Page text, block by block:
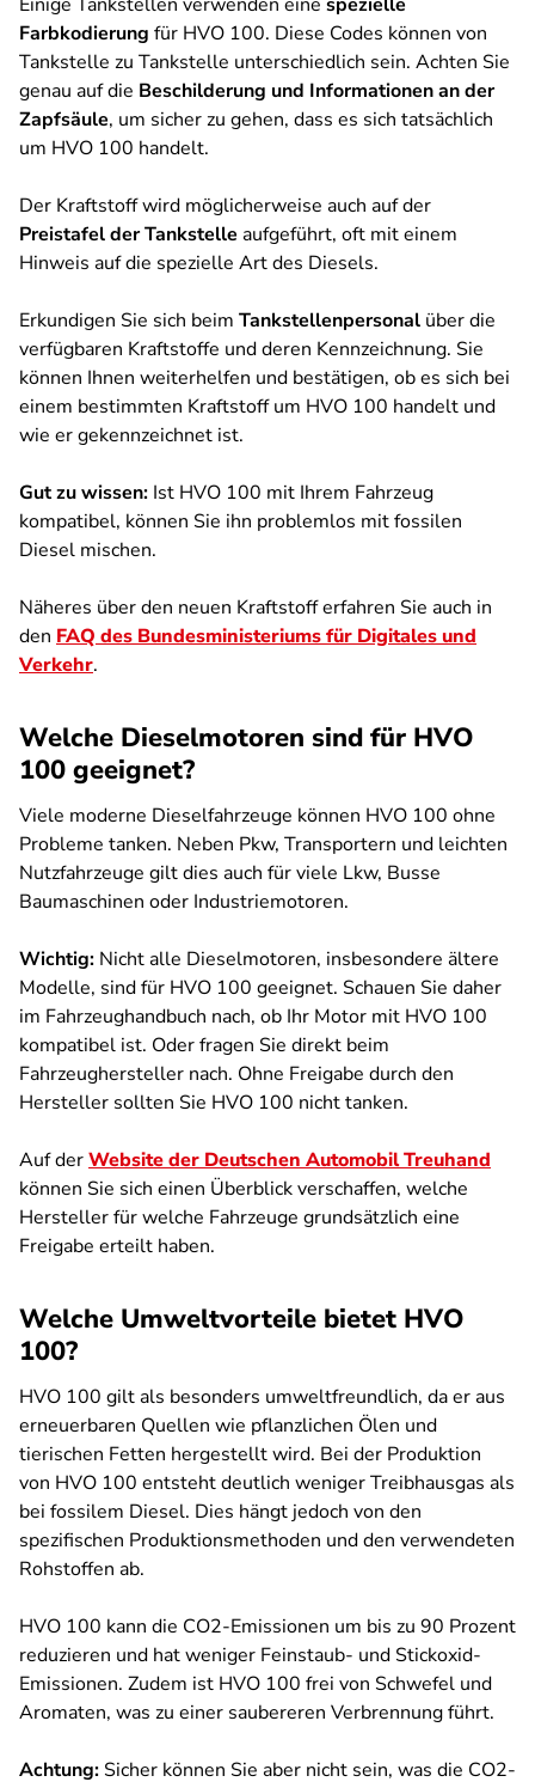
Farbkodierung für HVO 100. Diese Codes können von
Tankstelle zu Tankstelle unterschiedlich sein. Achten Sie
genau auf die Beschilderung und Informationen an der
Zapfsäule, um sicher zu gehen, dass es sich tatsächlich
um HVO 100 handelt.
Der Kraftstoff wird möglicherweise auch auf der
Preistafel der Tankstelle aufgeführt, oft mit einem
Hinweis auf die spezielle Art des Diesels.
Erkundigen Sie sich beim Tankstellenpersonal über die
verfügbaren Kraftstoffe und deren Kennzeichnung. Sie
können Ihnen weiterhelfen und bestätigen, ob es sich bei
einem bestimmten Kraftstoff um HVO 100 handelt und
wie er gekennzeichnet ist.
Gut zu wissen: Ist HVO 100 mit Ihrem Fahrzeug
kompatibel, können Sie ihn problemlos mit fossilen
Diesel mischen.
Näheres über den neuen Kraftstoff erfahren Sie auch in
den FAQ des Bundesministeriums für Digitales und
Verkehr.
Welche Dieselmotoren sind für HVO
100 geeignet?
Viele moderne Dieselfahrzeuge können HVO 100 ohne
Probleme tanken. Neben Pkw, Transportern und leichten
Nutzfahrzeuge gilt dies auch für viele Lkw, Busse
Baumaschinen oder Industriemotoren.
Wichtig: Nicht alle Dieselmotoren, insbesondere ältere
Modelle, sind für HVO 100 geeignet. Schauen Sie daher
im Fahrzeughandbuch nach, ob Ihr Motor mit HVO 100
kompatibel ist. Oder fragen Sie direkt beim
Fahrzeughersteller nach. Ohne Freigabe durch den
Hersteller sollten Sie HVO 100 nicht tanken.
Auf derWebsite der Deutschen Automobil Treuhand
können Sie sich einen Überblick verschaffen, welche
Hersteller für welche Fahrzeuge grundsätzlich eine
Freigabe erteilt haben.
Welche Umweltvorteile bietet HVO
100?
HVO 100 gilt als besonders umweltfreundlich, da er aus
erneuerbaren Quellen wie pflanzlichen Ölen und
tierischen Fetten hergestellt wird. Bei der Produktion
von HVO 100 entsteht deutlich weniger Treibhausgas als
bei fossilem Diesel. Dies hängt jedoch von den
spezifischen Produktionsmethoden und den verwendeten
Rohstoffen ab.
HVO 100 kann die CO2-Emissionen um bis zu 90 Prozent
reduzieren und hat weniger Feinstaub- und Stickoxid-
Emissionen. Zudem ist HVO 100 frei von Schwefel und
Aromaten, was zu einer saubereren Verbrennung führt.
Achtung: Sicher können Sie aber nicht sein, was die CO2-